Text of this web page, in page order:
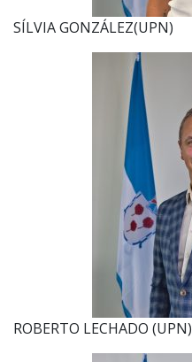
SÍLVIA GONZÁLEZ(UPN)
ROBERTO LECHADO (UPN)